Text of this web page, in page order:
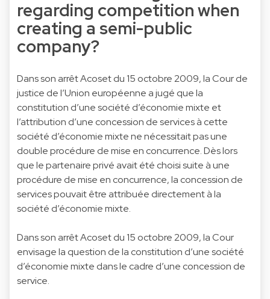
regarding competition when
creating a semi-public
company?
Dans son arrêt Acoset du 15 octobre 2009, la Cour de
justice de l’Union européenne a jugé que la
constitution d’une société d’économie mixte et
l’attribution d’une concession de services à cette
société d’économie mixte ne nécessitait pas une
double procédure de mise en concurrence. Dès lors
que le partenaire privé avait été choisi suite à une
procédure de mise en concurrence, la concession de
services pouvait être attribuée directement à la
société d’économie mixte.
Dans son arrêt Acoset du 15 octobre 2009, la Cour
envisage la question de la constitution d’une société
d’économie mixte dans le cadre d’une concession de
service.